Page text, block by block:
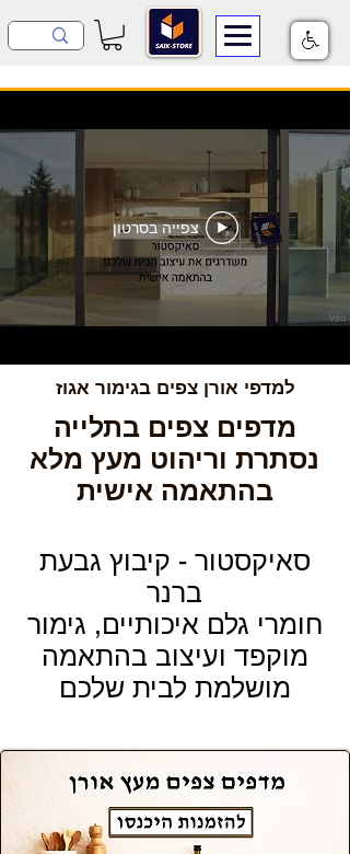
צפייה בסרטון
למדפי אורן צפים בגימור אגוז
מדפים צפים בתלייה
נסתרת וריהוט מעץ מלא
בהתאמה אישית
סאיקסטור - קיבוץ גבעת
ברנר
חומרי גלם איכותיים, גימור
מוקפד ועיצוב בהתאמה
מושלמת לבית שלכם